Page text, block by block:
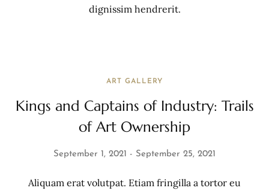
dignissim hendrerit.
ART GALLERY
Kings and Captains of Industry: Trails
of Art Ownership
September 1, 2021 September 25, 2021
Aliquam erat volutpat. Etiam fringilla a tortor eu